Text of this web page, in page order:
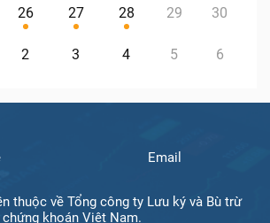
26 27 28 29 30
2 3 4 5 6
Email
thuộc về Tổng công ty Lưu ký và Bù trừ
chứng khoán Việt Nam.